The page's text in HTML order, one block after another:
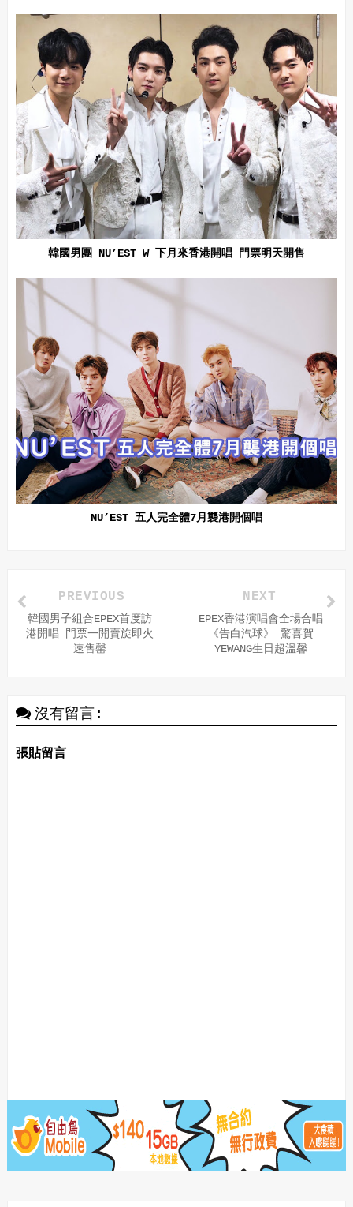
韓國男團 NU’EST W 下月來香港開唱 門票明天開售
NU’EST 五人完全體7月襲港開個唱
NEXT
EPEX香港演唱會全場合唱
《告白汽球》 驚喜賀
YEWANG生日超溫馨
PREVIOUS
韓國男子組合EPEX首度訪
港開唱 門票一開賣旋即火
速售罄
沒有留言:
張貼留言